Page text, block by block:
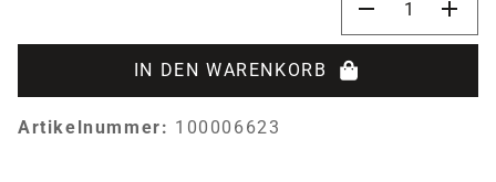
IN DEN WARENKORB
Artikelnummer: 100006623